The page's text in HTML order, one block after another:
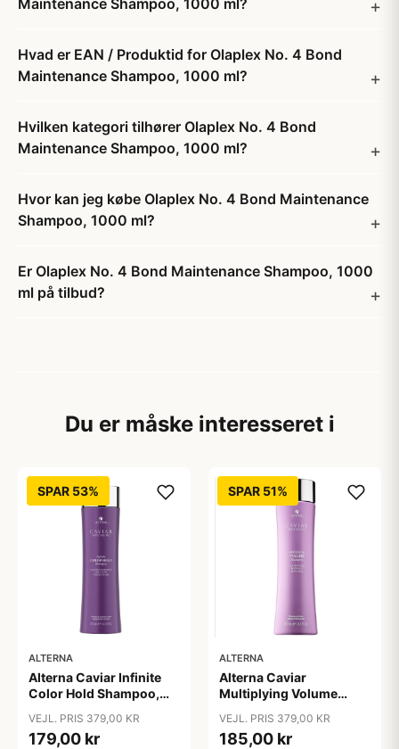
Maintenance Shampoo, 1000 ml?
Hvad er EAN / Produktid for Olaplex No. 4 Bond
Maintenance Shampoo, 1000 ml?
Hvilken kategori tilhører Olaplex No. 4 Bond
Maintenance Shampoo, 1000 ml?
Hvor kan jeg købe Olaplex No. 4 Bond Maintenance
Shampoo, 1000 ml?
Er Olaplex No. 4 Bond Maintenance Shampoo, 1000
ml på tilbud?
Du er måske interesseret i
SPAR 53%
ALTERNA
Alterna Caviar Infinite
Color Hold Shampoo,
VEJL. PRIS 379,00 KR
179,00 kr
SPAR 51%
ALTERNA
Alterna Caviar
Multiplying Volume
VEJL. PRIS 379,00 KR
185,00 kr